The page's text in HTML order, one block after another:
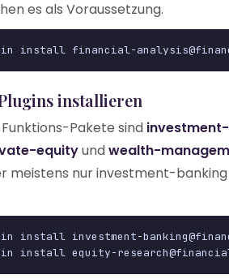
es als Voraussetzung.
install financial-
installieren
Pakete sind
equityundwealth-
meistens nur investment-
install investment-
install equity-